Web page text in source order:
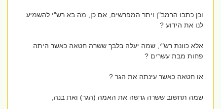
וכן כתבו הרמב"ן ויתר המפרשים, אם כן, מה בא רש"י להשמיע
לנו את הידוע ?
אלא כוונת רש"י, שמה יעלה בלבך ששרה חטאה כאשר היתה
פחות מבת עשרים ?
או חטאה כאשר עינתה את הגר ?
שמה תחשוב ששרה גרשה את האמה (הגר) ואת בנה,